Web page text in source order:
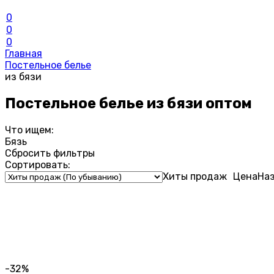
0
0
0
Главная
Постельное белье
из бязи
Постельное белье из бязи оптом
Что ищем:
Бязь
Сбросить фильтры
Сортировать:
Хиты продаж Цена
-32%